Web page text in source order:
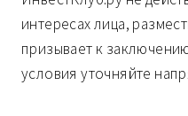
интересах лица,
призывает к
условия уточняйте